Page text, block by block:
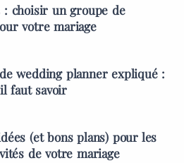
: choisir un groupe de
votre mariage
wedding planner expliqué :
faut savoir
(et bons plans) pour les
de votre mariage